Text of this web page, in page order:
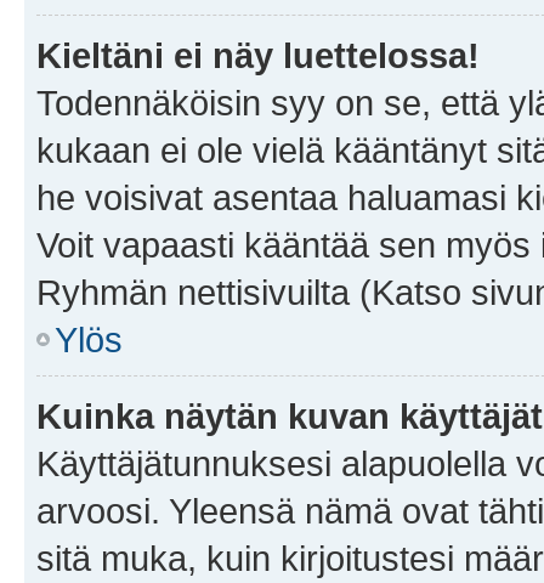
Kieltäni ei näy luettelossa!
Todennäköisin syy on se, että
kukaan ei ole vielä kääntänyt
he voisivat asentaa haluamasi
Voit vapaasti kääntää sen
Ryhmän nettisivuilta (Katso
Ylös
Kuinka näytän kuvan
Käyttäjätunnuksesi alapuolella
arvoosi. Yleensä nämä ovat
sitä muka, kuin kirjoitustesi